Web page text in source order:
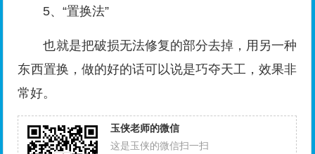
5、“置换法”
也就是把破损无法修复的部分去掉，用另一种
东西置换，做的好的话可以说是巧夺天工，效果非
常好。
玉侠老师的微信
这是玉侠的微信扫一扫